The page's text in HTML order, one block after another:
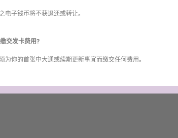
电子钱币将不获退还或转让。
交发卡费用?
为你的首张中大通或续期更新事宜而缴交任何费用。